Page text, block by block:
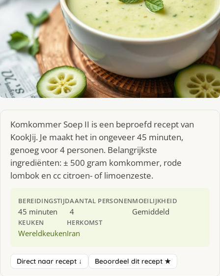
Komkommer Soep II is een beproefd recept van
KookJij. Je maakt het in ongeveer 45 minuten,
genoeg voor 4 personen. Belangrijkste
ingrediënten: ± 500 gram komkommer, rode
lombok en cc citroen- of limoenzeste.
BEREIDINGSTIJD
45 minuten
AANTAL PERSONEN
4
MOEILIJKHEID
Gemiddeld
KEUKEN
Wereldkeuken
HERKOMST
Iran
Direct naar recept ↓ Beoordeel dit recept ★